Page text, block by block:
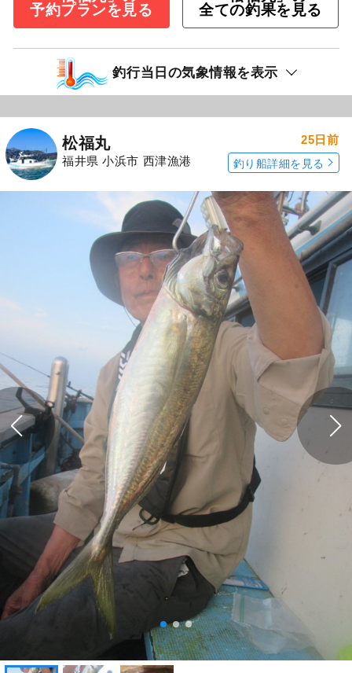
予約プランを見る
全ての釣果を見る
釣行当日の気象情報を表示
松福丸
福井県 小浜市 西津漁港
25日前
釣り船詳細を見る